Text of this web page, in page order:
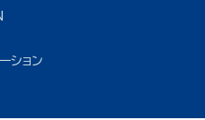
ション